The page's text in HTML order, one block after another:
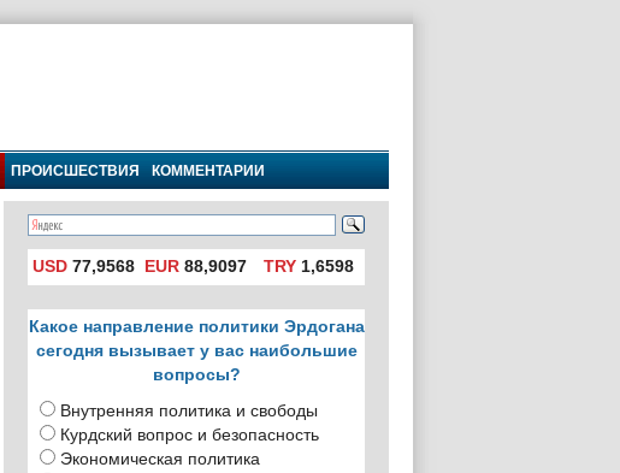
ПРОИСШЕСТВИЯ КОММЕНТАРИИ
USD 77,9568 EUR 88,9097 TRY1,6598
Какое направление политики Эрдогана
сегодня вызывает у вас наибольшие
вопросы?
Внутренняя политика и свободы
Курдский вопрос и безопасность
Экономическая политика